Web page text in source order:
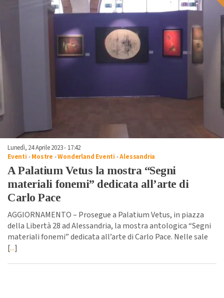
Lunedì, 24 Aprile 2023 - 17:42
Eventi -Mostre -Wonderland Eventi -Alessandria
A Palatium Vetus la mostra “Segni
materiali fonemi” dedicata all’arte di
Carlo Pace
AGGIORNAMENTO – Prosegue a Palatium Vetus, in piazza
della Libertà 28 ad Alessandria, la mostra antologica “Segni
materiali fonemi” dedicata all’arte di Carlo Pace. Nelle sale
[...]